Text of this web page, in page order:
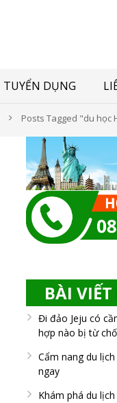
TUYỂN DỤNG
Posts Tagged "du học
BÀI
Đi đảo Jeju có
hợp nào bị từ
Cẩm nang du
ngay
Khám phá du